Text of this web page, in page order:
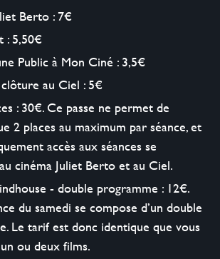
Berto : 7€
: 5,50€
Public à Mon Ciné : 3,5€
au Ciel : 5€
: 30€. Ce passe ne permet de
2 places au maximum par séance, et
accès aux séances se
cinéma Juliet Berto et au Ciel.
- double programme : 12€.
du samedi se compose d’un double
Le tarif est donc identique que vous
ou deux films.